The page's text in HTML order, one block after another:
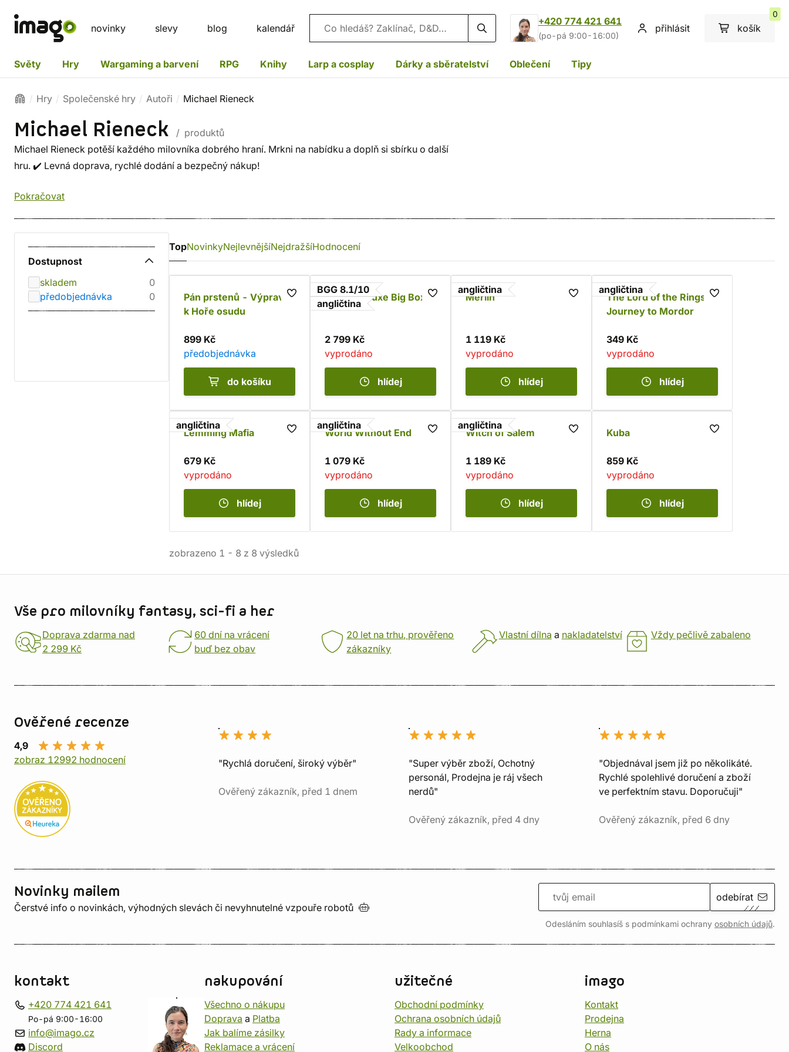
novinky slevy blog kalendář Vyhledávání
+420 774 421 641
(po-pá 9:00-16:00)
přihlásit košík
0
Světy Hry Wargaming a barvení RPG Knihy Larp a cosplay Dárky a sběratelství Oblečení Tipy
Hry Společenské hry Autoři Michael Rieneck
Michael Rieneck
/ produktů
Michael Rieneck potěší každého milovníka dobrého hraní. Mrkni na nabídku a doplň si sbírku o další
hru. ✔️ Levná doprava, rychlé dodání a bezpečný nákup!
Pokračovat
Dostupnost
skladem
0
předobjednávka
0
TopNovinkyNejlevnějšíNejdražšíHodnocení
Pán prstenů - Výprava
k Hoře osudu
899 Kč
předobjednávka
do košíku
BGG 8.1/10
angličtina
Merlin Deluxe Big Box
2 799 Kč
vyprodáno
hlídej
angličtina
Merlin
1 119 Kč
vyprodáno
hlídej
angličtina
The Lord of the Rings
Journey to Mordor
349 Kč
vyprodáno
hlídej
angličtina
Lemming Mafia
679 Kč
vyprodáno
hlídej
angličtina
World Without End
1 079 Kč
vyprodáno
hlídej
angličtina
Witch of Salem
1 189 Kč
vyprodáno
hlídej
Kuba
859 Kč
vyprodáno
hlídej
zobrazeno 1 - 8 z 8 výsledků
Vše pro milovníky fantasy, sci-fi a her
Doprava zdarma nad
2 299 Kč
60 dní na vrácení
buď bez obav
20 let na trhu, prověřeno
zákazníky
Vlastní dílna a nakladatelství Vždy pečlivě zabaleno
Ověřené recenze
4,9
zobraz 12992 hodnocení
"Rychlá doručení, široký výběr"
Ověřený zákazník, před 1 dnem
"Super výběr zboží, Ochotný
personál, Prodejna je ráj všech
nerdů"
Ověřený zákazník, před 4 dny
"Objednával jsem již po několikáté.
Rychlé spolehlivé doručení a zboží
ve perfektním stavu. Doporučuji"
Ověřený zákazník, před 6 dny
Novinky mailem
Čerstvé info o novinkách, výhodných slevách či nevyhnutelné vzpouře robotů
odebírat
Odesláním souhlasíš s podmínkami ochrany osobních údajů.
kontakt
+420 774 421 641
Po-pá 9:00-16:00
info@imago.cz
Discord
nakupování
Všechno o nákupu
Doprava a Platba
Jak balíme zásilky
Reklamace a vrácení
užitečné
Obchodní podmínky
Ochrana osobních údajů
Rady a informace
Velkoobchod
imago
Kontakt
Prodejna
Herna
O nás